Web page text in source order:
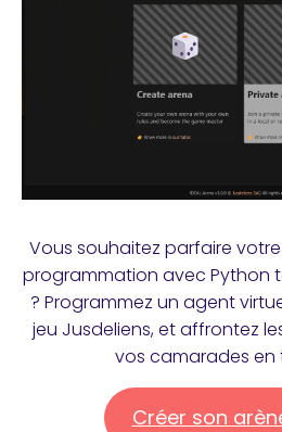
Vous souhaitez parfaire
programmation avec Python
? Programmez un agent
jeu Jusdeliens, et affrontez
vos camarades en
Créer son